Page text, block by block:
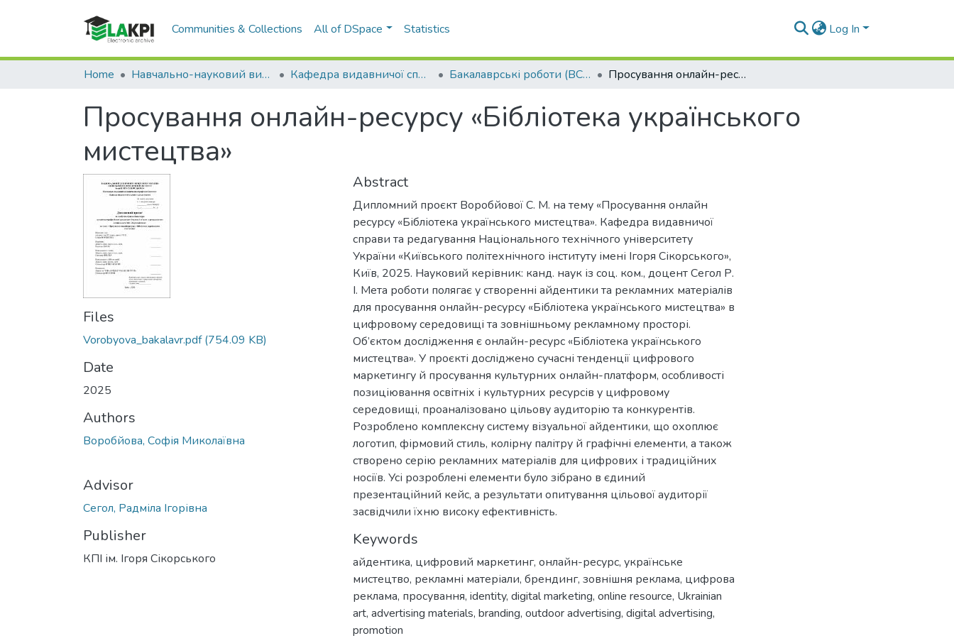
Communities & Collections All of DSpace Statistics Log In
Home Навчально-науковий видавничо-полiграфiчний інститут (НН ВПІ) Кафедра видавничої справи та редагування (ВСР) Бакалаврські роботи (ВСР) Просування онлайн-ресурсу «Бібліотека українського мистецтва»
Просування онлайн-ресурсу «Бібліотека українського
мистецтва»
Files
Vorobyova_bakalavr.pdf(754.09 KB)
Date
2025
Authors
Воробйова, Софія Миколаївна
Advisor
Сегол, Радміла Ігорівна
Publisher
КПІ ім. Ігоря Сікорського
Abstract
Дипломний проєкт Воробйової С. М. на тему «Просування онлайн
ресурсу «Бібліотека українського мистецтва». Кафедра видавничої
справи та редагування Національного технічного університету
України «Київського політехнічного інституту імені Ігоря Сікорського»,
Київ, 2025. Науковий керівник: канд. наук із соц. ком., доцент Сегол Р.
І. Мета роботи полягає у створенні айдентики та рекламних матеріалів
для просування онлайн-ресурсу «Бібліотека українського мистецтва» в
цифровому середовищі та зовнішньому рекламному просторі.
Об’єктом дослідження є онлайн-ресурс «Бібліотека українського
мистецтва». У проєкті досліджено сучасні тенденції цифрового
маркетингу й просування культурних онлайн-платформ, особливості
позиціювання освітніх і культурних ресурсів у цифровому
середовищі, проаналізовано цільову аудиторію та конкурентів.
Розроблено комплексну систему візуальної айдентики, що охоплює
логотип, фірмовий стиль, колірну палітру й графічні елементи, а також
створено серію рекламних матеріалів для цифрових і традиційних
носіїв. Усі розроблені елементи було зібрано в єдиний
презентаційний кейс, а результати опитування цільової аудиторії
засвідчили їхню високу ефективність.
Keywords
айдентика, цифровий маркетинг, онлайн-ресурс, українське
мистецтво, рекламні матеріали, брендинг, зовнішня реклама, цифрова
реклама, просування, identity, digital marketing, online resource, Ukrainian
art, advertising materials, branding, outdoor advertising, digital advertising,
promotion